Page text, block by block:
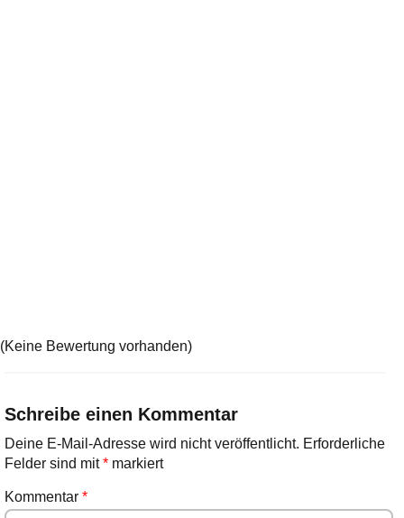
(Keine Bewertung vorhanden)
Schreibe einen Kommentar
Deine E-Mail-Adresse wird nicht veröffentlicht. Erforderliche
Felder sind mit*markiert
Kommentar *